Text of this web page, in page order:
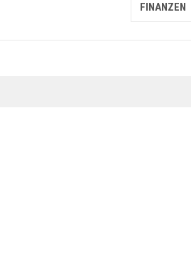
FINANZEN